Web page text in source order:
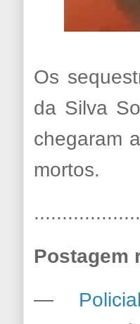
Os
da Silva
chegaram
mortos.
Postagem
—